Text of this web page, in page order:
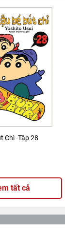
Chì -Tập 28
tất cả